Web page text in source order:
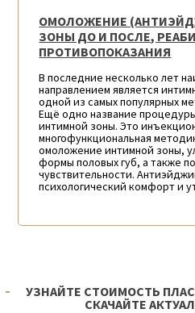
ОМОЛОЖЕНИЕ
ЗОНЫ ДО И ПОСЛЕ,
ПРОТИВОПОКАЗАНИЯ
В последние несколько лет
направлением является
одной из самых популярных
Ещё одно название
интимной зоны. Это
многофункциональная
омоложение интимной зоны,
формы половых губ, а также
чувствительности.
психологический комфорт и
УЗНАЙТЕ СТОИМОСТЬ
СКАЧАЙТЕ